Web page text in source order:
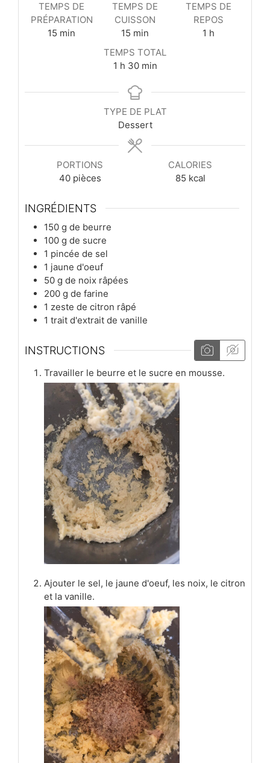
TEMPS DE
PRÉPARATION
15 minutes
min
TEMPS DE
CUISSON
15 minutes
min
TEMPS DE
REPOS
1 heure
h
TEMPS TOTAL
1 heure
h 30minutes
min
TYPE DE PLAT
Dessert
PORTIONS
40 pièces
CALORIES
85 kcal
INGRÉDIENTS
150 g de beurre
100 g de sucre
1 pincée de sel
1 jaune d'oeuf
50 g de noix râpées
200 g de farine
1 zeste de citron râpé
1 trait d'extrait de vanille
INSTRUCTIONS
Travailler le beurre et le sucre en mousse.
Ajouter le sel, le jaune d'oeuf, les noix, le citron
et la vanille.